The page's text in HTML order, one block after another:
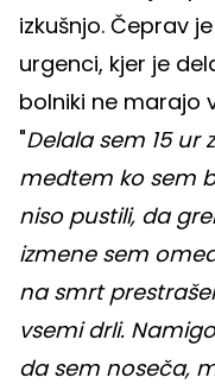
izkušnjo. Čeprav
urgenci, kjer je
bolniki ne marajo
"Delala sem 15 ur
medtem ko sem
niso pustili, da
izmene sem
na smrt
vsemi drli.
da sem noseča,